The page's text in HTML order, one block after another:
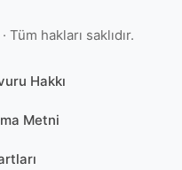
Tüm hakları saklıdır.
Hakkı
Metni